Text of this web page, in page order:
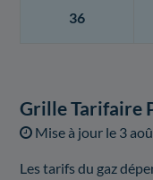
36
Grille Tarifaire
Mise à jour le 3
Les tarifs du gaz